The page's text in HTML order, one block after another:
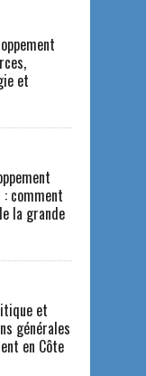
et
comment
la grande
et
générales
en Côte